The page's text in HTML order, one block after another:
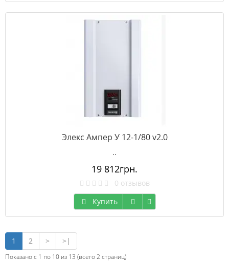
Элекс Ампер У 12-1/80 v2.0
..
19 812грн.
0 отзывов
Купить
1 2 > >|
Показано с 1 по 10 из 13 (всего 2 страниц)